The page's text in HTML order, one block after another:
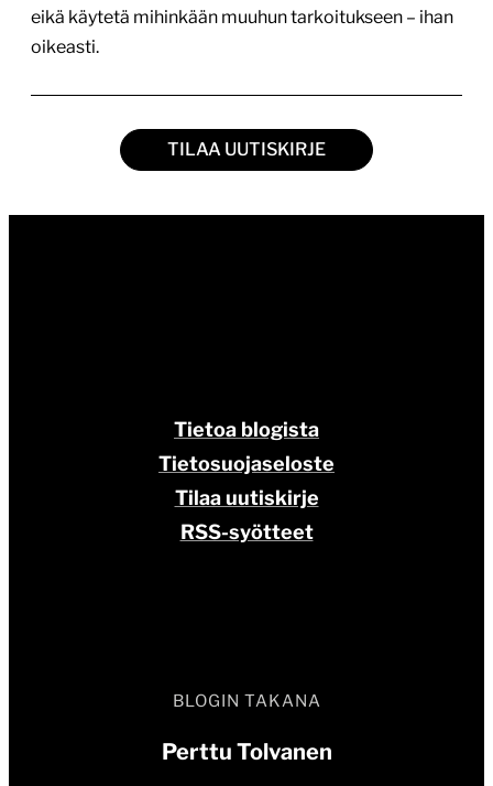
eikä käytetä mihinkään muuhun tarkoitukseen – ihan
oikeasti.
TILAA UUTISKIRJE
BLOGIN TAKANA
Perttu Tolvanen
Tietoa blogista
Tietosuojaseloste
Tilaa uutiskirje
RSS-syötteet